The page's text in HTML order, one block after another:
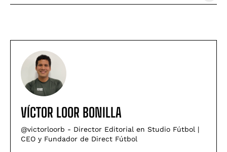
VÍCTOR LOOR BONILLA
@victorloorb - Director Editorial en Studio Fútbol |
CEO y Fundador de Direct Fútbol